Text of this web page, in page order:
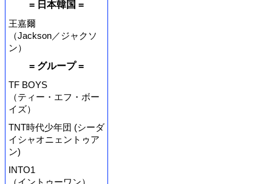
= 日本韓国 =
王嘉爾
（Jackson／ジャクソ
ン）
= グループ =
TF BOYS
（ティー・エフ・ボー
イズ）
TNT時代少年団 (シーダ
イシャオニェントゥア
ン)
INTO1